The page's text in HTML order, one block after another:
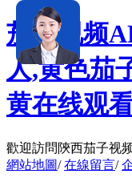
茄子视频
人,黄色茄
黄在线观
歡迎訪問陝西茄子视频
網站地圖/在線留言/